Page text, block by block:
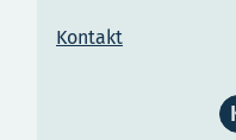
Kontakt